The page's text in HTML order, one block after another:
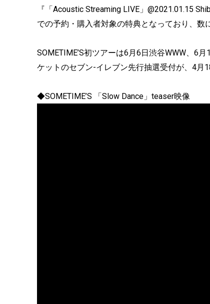
『「Acoustic Streaming LIVE」@2021.01.15
での予約・購入者対象の特典となっており、数
SOMETIME’S初ツアーは6月6日渋谷WWW、6
ケットのセブン-イレブン先行抽選受付が、4月
◆SOMETIME’S 「Slow Dance」teaser映像